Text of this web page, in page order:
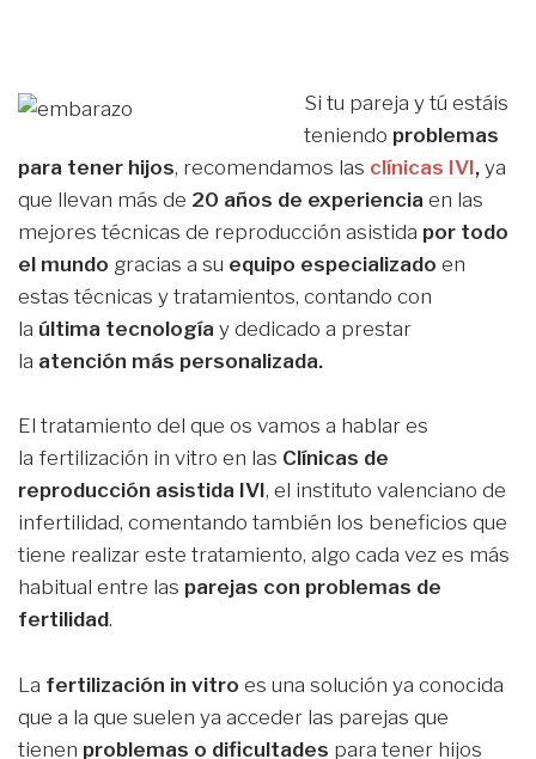
Si tu pareja y tú estáis
teniendo problemas
para tener hijos, recomendamos las clínicas IVI, ya
que llevan más de 20 años de experiencia en las
mejores técnicas de reproducción asistida por todo
el mundo gracias a su equipo especializado en
estas técnicas y tratamientos, contando con
la última tecnología y dedicado a prestar
la atención más personalizada.
El tratamiento del que os vamos a hablar es
la fertilización in vitro en las Clínicas de
reproducción asistida IVI, el instituto valenciano de
infertilidad, comentando también los beneficios que
tiene realizar este tratamiento, algo cada vez es más
habitual entre las parejas con problemas de
fertilidad.
La fertilización in vitro es una solución ya conocida
que a la que suelen ya acceder las parejas que
tienen problemas o dificultades para tener hijos